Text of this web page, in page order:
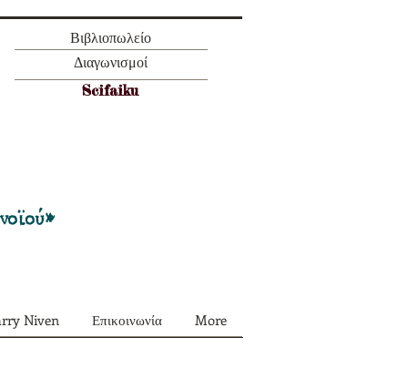
Βιβλιοπωλείο
Διαγωνισμοί
Scifaiku
Niven Επικοινωνία More